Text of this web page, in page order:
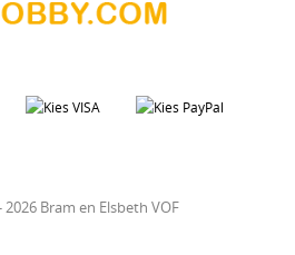
Bram en Elsbeth VOF